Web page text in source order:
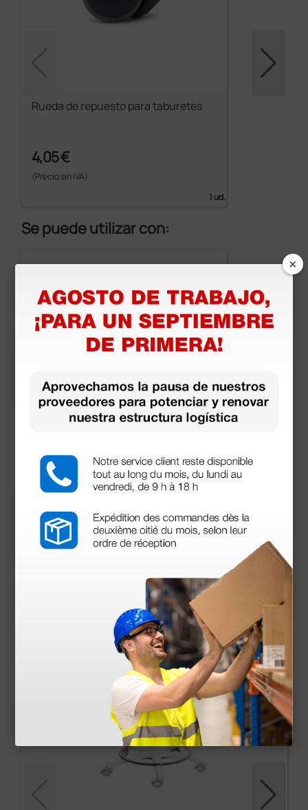
Rueda de repuesto para taburetes
4,05 €
(Precio sin IVA)
1 ud.
Se puede utilizar con:
Sillón Luxor mecánico - blanco
498,00 € 600,00 €
(Precio sin IVA)
Productos similares
×